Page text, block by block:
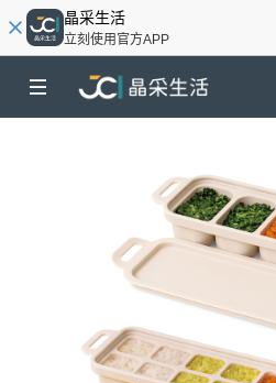
晶采生活
立刻使用官方APP